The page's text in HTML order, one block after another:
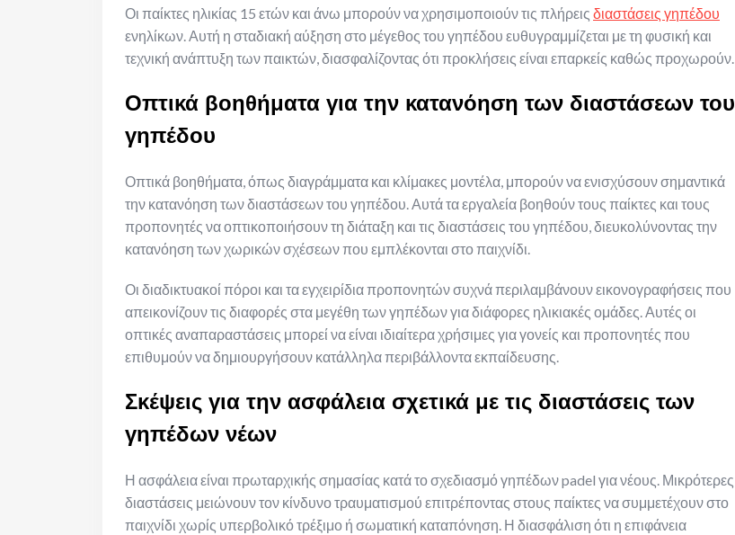
Οι παίκτες ηλικίας 15 ετών και άνω μπορούν να χρησιμοποιούν τις πλήρεις διαστάσεις γηπέδου
ενηλίκων. Αυτή η σταδιακή αύξηση στο μέγεθος του γηπέδου ευθυγραμμίζεται με τη φυσική και
τεχνική ανάπτυξη των παικτών, διασφαλίζοντας ότι προκλήσεις είναι επαρκείς καθώς προχωρούν.
Οπτικά βοηθήματα για την κατανόηση των διαστάσεων του
γηπέδου
Οπτικά βοηθήματα, όπως διαγράμματα και κλίμακες μοντέλα, μπορούν να ενισχύσουν σημαντικά
την κατανόηση των διαστάσεων του γηπέδου. Αυτά τα εργαλεία βοηθούν τους παίκτες και τους
προπονητές να οπτικοποιήσουν τη διάταξη και τις διαστάσεις του γηπέδου, διευκολύνοντας την
κατανόηση των χωρικών σχέσεων που εμπλέκονται στο παιχνίδι.
Οι διαδικτυακοί πόροι και τα εγχειρίδια προπονητών συχνά περιλαμβάνουν εικονογραφήσεις που
απεικονίζουν τις διαφορές στα μεγέθη των γηπέδων για διάφορες ηλικιακές ομάδες. Αυτές οι
οπτικές αναπαραστάσεις μπορεί να είναι ιδιαίτερα χρήσιμες για γονείς και προπονητές που
επιθυμούν να δημιουργήσουν κατάλληλα περιβάλλοντα εκπαίδευσης.
Σκέψεις για την ασφάλεια σχετικά με τις διαστάσεις των
γηπέδων νέων
Η ασφάλεια είναι πρωταρχικής σημασίας κατά το σχεδιασμό γηπέδων padel για νέους. Μικρότερες
διαστάσεις μειώνουν τον κίνδυνο τραυματισμού επιτρέποντας στους παίκτες να συμμετέχουν στο
παιχνίδι χωρίς υπερβολικό τρέξιμο ή σωματική καταπόνηση. Η διασφάλιση ότι η επιφάνεια